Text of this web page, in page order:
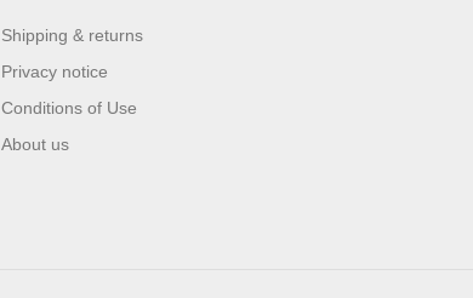
Shipping & returns
Privacy notice
Conditions of Use
About us